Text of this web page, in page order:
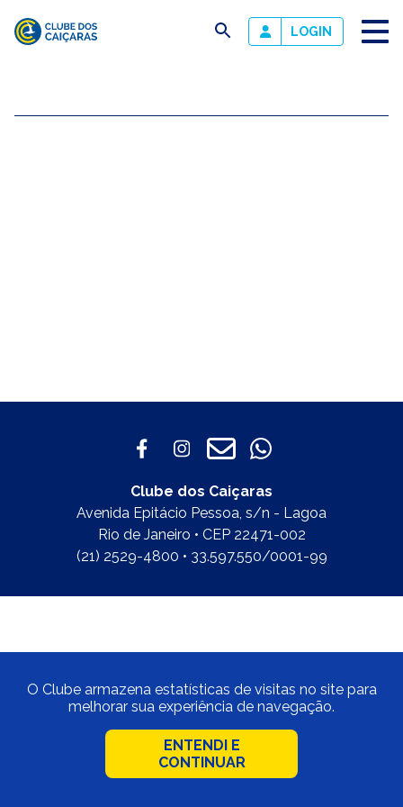
Caiçaras
busca LOGIN
Clube dos Caiçaras
Avenida Epitácio Pessoa, s/n - Lagoa
Rio de Janeiro • CEP 22471-002
(21) 2529-4800 • 33.597.550/0001-99
O Clube armazena estatísticas de visitas no site para
melhorar sua experiência de navegação.
ENTENDI E
CONTINUAR